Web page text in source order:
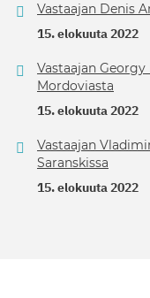
Vastaajan Denis
15. elokuuta 2022
Vastaajan
Mordoviasta
15. elokuuta 2022
Vastaajan
Saranskissa
15. elokuuta 2022